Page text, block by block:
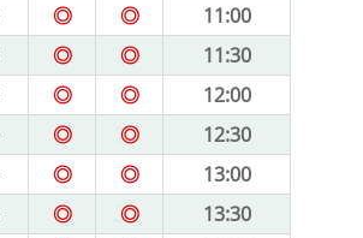
◎ ◎
11:00
◎ ◎
11:30
◎ ◎
12:00
◎ ◎
12:30
◎ ◎
13:00
◎ ◎
13:30